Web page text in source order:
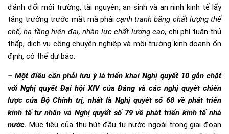
đánh đổi môi trường, tài nguyên, an sinh và an ninh kinh tế lấy
tăng trưởng trước mắt mà phảicạnh tranh bằng chất lượng thể
chế, hạ tầng hiện đại, nhân lực chất lượng cao, chi phí tuân thủ
thấp, dịch vụ công chuyên nghiệp và môi trường kinh doanh ổn
định, có thể dự báo.
– Một điều cần phải lưu ý làtriển khai Nghị quyết 10 gắn chặt
với Nghị quyết Đại hội XIV của Đảng và các nghị quyết chiến
lược của Bộ Chính trị, nhất là Nghị quyết số 68 về phát triển
kinh tế tư nhân và Nghị quyết số 79 về phát triển kinh tế nhà
nước. Mục tiêu của thu hút đầu tư nước ngoài trong giai đoạn